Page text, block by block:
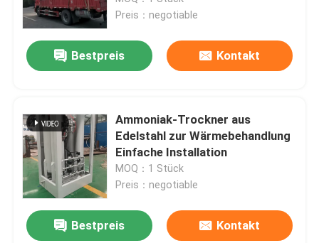
Preis：negotiable
Bestpreis Kontakt
Ammoniak-Trockner aus
Edelstahl zur Wärmebehandlung
Einfache Installation
MOQ：1 Stück
Preis：negotiable
Bestpreis Kontakt